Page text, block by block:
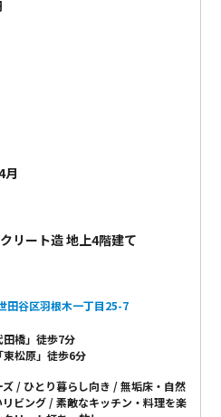
どいい広さです。植物やアート
感と柔らかな木の対比がより際
、通勤や休日のお出かけに便利
ットやコンビニも揃い、日々の
ったりです。
。
月
リート造 地上4階建て
田谷区羽根木一丁目25-7
田橋」徒歩7分
東松原」徒歩6分
ズ ひとり暮らし向き
無垢床・自然
リビング
素敵なキッチン・料理を楽